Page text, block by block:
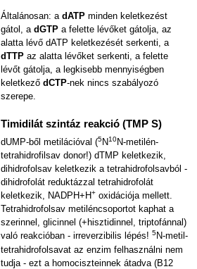
Általánosan: a dATPminden keletkezést
gátol, a dGTPa felette lévőket gátolja, az
alatta lévő dATP keletkezését serkenti, a
dTTPaz alatta lévőket serkenti, a felette
lévőt gátolja, a legkisebb mennyiségben
keletkező dCTP-nek nincs szabályozó
szerepe.
Timidilát szintáz reakció (TMP S)
dUMP-ből metilációval (5N10N-metilén-
tetrahidrofilsav donor!) dTMP keletkezik,
dihidrofolsav keletkezik a tetrahidrofolsavból -
dihidrofolát reduktázzal tetrahidrofolát
keletkezik, NADPH+H+oxidációja mellett.
Tetrahidrofolsav metiléncsoportot kaphat a
szerinnel, glicinnel (+hisztidinnel, triptofánnal)
való reakcióban - irreverzibilis lépés! 5N-metil-
tetrahidrofolsavat az enzim felhasználni nem
tudja - ezt a homociszteinnek átadva (B12